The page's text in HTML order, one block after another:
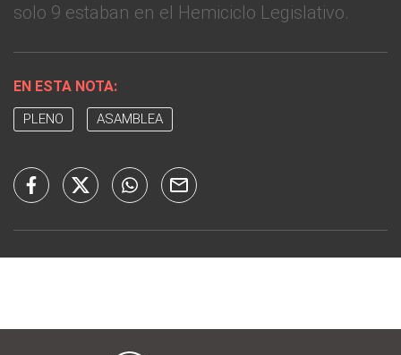
solo 9 estaban en el Hemiciclo Legislativo.
EN ESTA NOTA:
PLENO ASAMBLEA